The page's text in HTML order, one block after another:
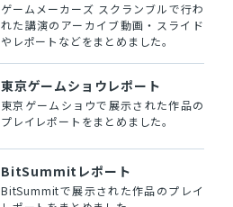
ゲームメーカーズ スクランブルで行わ
れた講演のアーカイブ動画・スライド
やレポートなどをまとめました。
東京ゲームショウレポート
東京ゲームショウで展示された作品の
プレイレポートをまとめました。
BitSummitレポート
BitSummitで展示された作品のプレイ